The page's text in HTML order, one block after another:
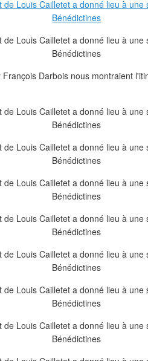
Darbois nous montraient